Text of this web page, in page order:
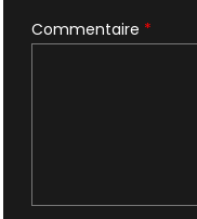
Commentaire *